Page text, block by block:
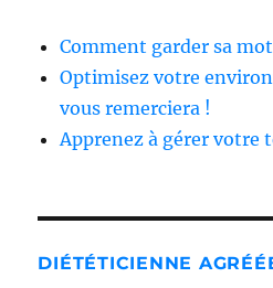
Comment garder sa
Optimisez votre
vous remerciera !
Apprenez à gérer votre
DIÉTÉTICIENNE